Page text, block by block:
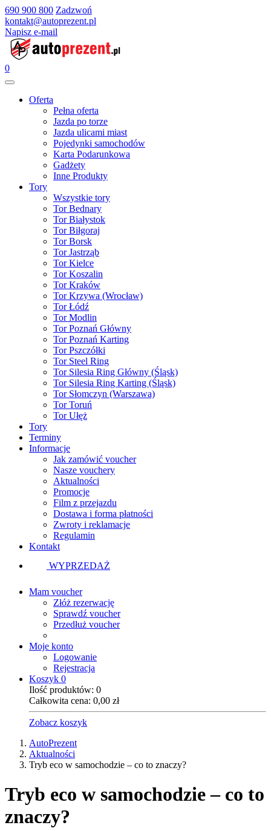
690 900 800 Zadzwoń
kontakt@autoprezent.pl
Napisz e-mail
0
Oferta
Pełna oferta
Jazda po torze
Jazda ulicami miast
Pojedynki samochodów
Karta Podarunkowa
Gadżety
Inne Produkty
Tory
Wszystkie tory
Tor Bednary
Tor Białystok
Tor Biłgoraj
Tor Borsk
Tor Jastrząb
Tor Kielce
Tor Koszalin
Tor Kraków
Tor Krzywa (Wrocław)
Tor Łódź
Tor Modlin
Tor Poznań Główny
Tor Poznań Karting
Tor Pszczółki
Tor Steel Ring
Tor Silesia Ring Główny (Śląsk)
Tor Silesia Ring Karting (Śląsk)
Tor Słomczyn (Warszawa)
Tor Toruń
Tor Ułęż
Tory
Terminy
Informacje
Jak zamówić voucher
Nasze vouchery
Aktualności
Promocje
Film z przejazdu
Dostawa i forma płatności
Zwroty i reklamacje
Regulamin
Kontakt
WYPRZEDAŻ
Mam voucher
Złóż rezerwację
Sprawdź voucher
Przedłuż voucher
Moje konto
Logowanie
Rejestracja
Koszyk 0
Ilość produktów: 0
Całkowita cena: 0,00 zł
Zobacz koszyk
AutoPrezent
Aktualności
Tryb eco w samochodzie – co to znaczy?
Tryb eco w samochodzie – co to
znaczy?